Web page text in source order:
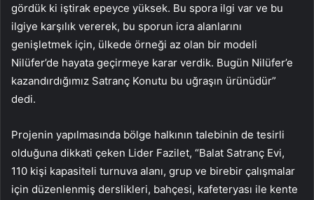
gördük ki iştirak epeyce yüksek. Bu spora ilgi var ve bu
ilgiye karşılık vererek, bu sporun icra alanlarını
genişletmek için, ülkede örneği az olan bir modeli
Nilüfer’de hayata geçirmeye karar verdik. Bugün Nilüfer’e
kazandırdığımız Satranç Konutu bu uğraşın ürünüdür”
dedi.
Projenin yapılmasında bölge halkının talebinin de tesirli
olduğuna dikkati çeken Lider Fazilet, “Balat Satranç Evi,
110 kişi kapasiteli turnuva alanı, grup ve birebir çalışmalar
için düzenlenmiş derslikleri, bahçesi, kafeteryası ile kente